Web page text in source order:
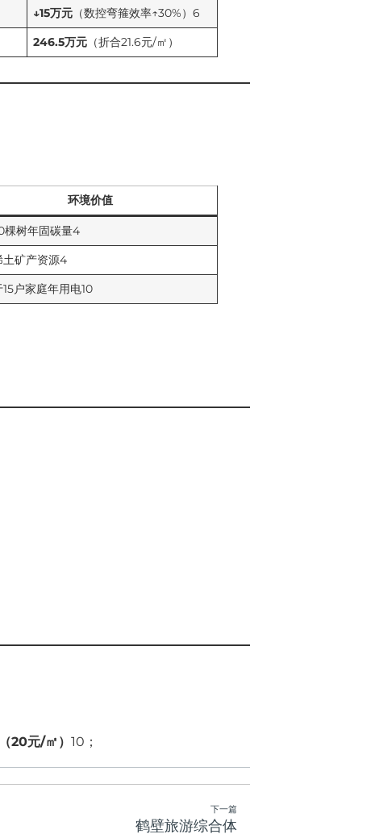
↓15万元 （数控弯箍效率↑30%）6
246.5万元 （折合21.6元/㎡）
环境价值
棵树年固碳量4
土矿产资源4
户家庭年用电10
20元/㎡） 10；
下一篇
鹤壁旅游综合体